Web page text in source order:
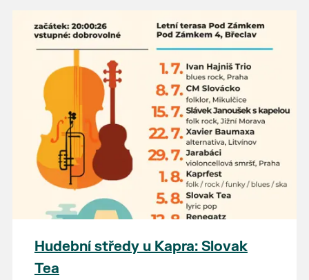
Hudební středy u Kapra: Slovak
Tea